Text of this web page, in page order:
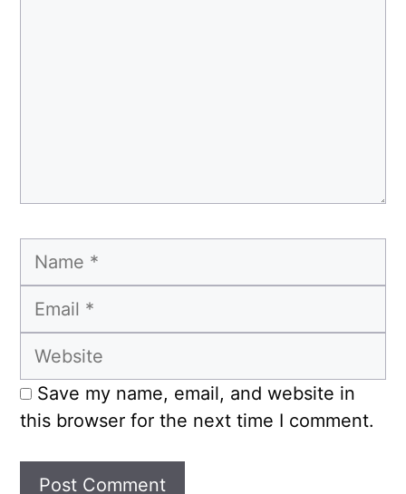
Name
Email
Website
Save my name, email, and website in
this browser for the next time I comment.